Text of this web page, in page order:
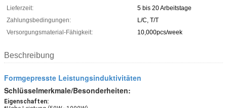
Lieferzeit:
5 bis 20 Arbeitstage
Zahlungsbedingungen:
L/C, T/T
Versorgungsmaterial-Fähigkeit:
10,000pcs/week
Beschreibung
Formgepresste Leistungsinduktivitäten
Schlüsselmerkmale/Besonderheiten:
Eigenschaften: